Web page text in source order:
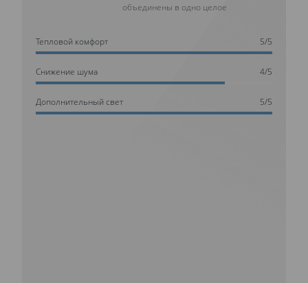
объединены в одно целое
Тепловой комфорт 5/5
Cнижение шума 4/5
Дополнительный свет 5/5